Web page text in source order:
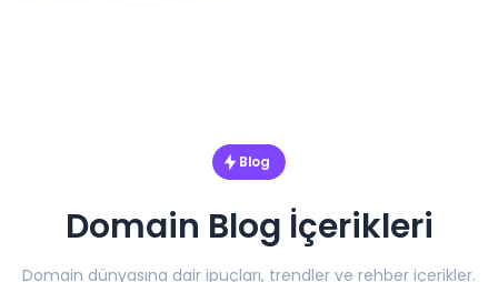
Blog
Domain Blog İçerikleri
Domain dünyasına dair ipuçları, trendler ve rehber içerikler.